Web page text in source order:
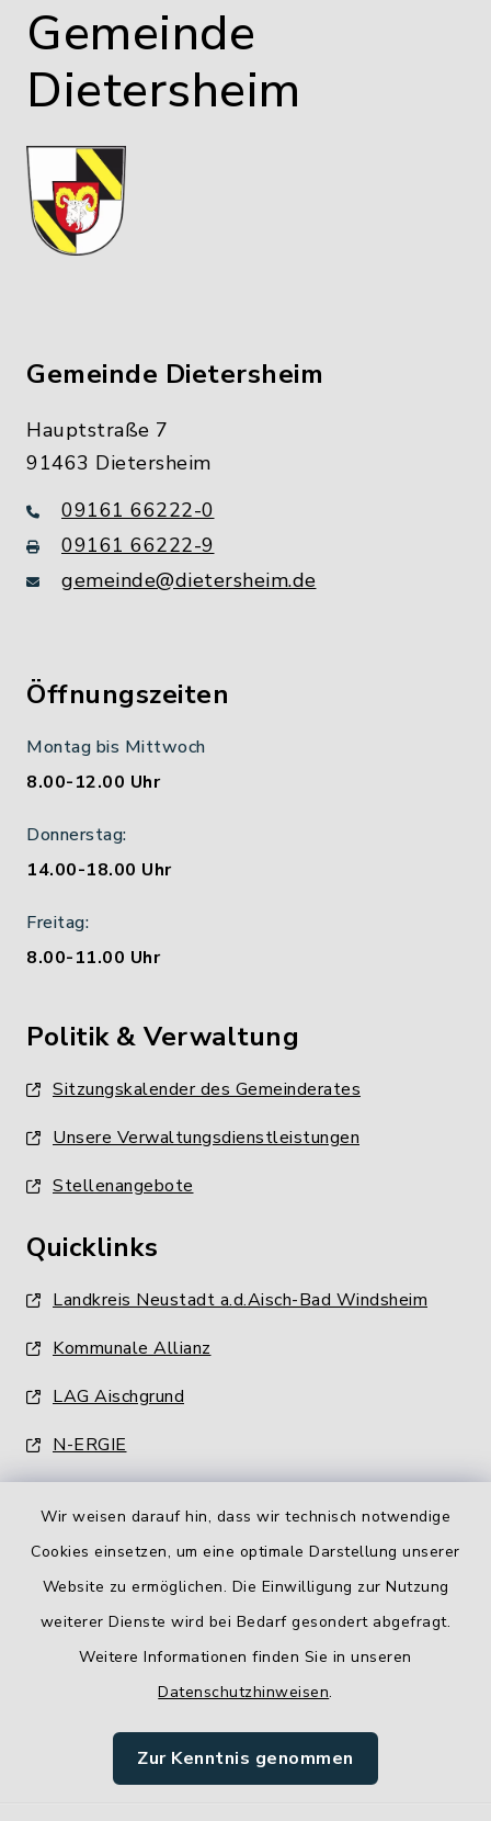
Wir weisen darauf hin, dass wir technisch notwendige
Cookies einsetzen, um eine optimale Darstellung unserer
Website zu ermöglichen. Die Einwilligung zur Nutzung
weiterer Dienste wird bei Bedarf gesondert abgefragt.
Weitere Informationen finden Sie in unseren
Datenschutzhinweisen.
Zur Kenntnis genommen
Gemeinde
Dietersheim
Gemeinde Dietersheim
Hauptstraße 7
91463 Dietersheim
09161 66222-0
09161 66222-9
gemeinde@dietersheim.de
Öffnungszeiten
Montag bis Mittwoch
8.00-12.00 Uhr
Donnerstag:
14.00-18.00 Uhr
Freitag:
8.00-11.00 Uhr
Politik & Verwaltung
Sitzungskalender des Gemeinderates
Unsere Verwaltungsdienstleistungen
Stellenangebote
Quicklinks
Landkreis Neustadt a.d.Aisch-Bad Windsheim
Kommunale Allianz
LAG Aischgrund
N-ERGIE
Barrierefreiheit
Impressum